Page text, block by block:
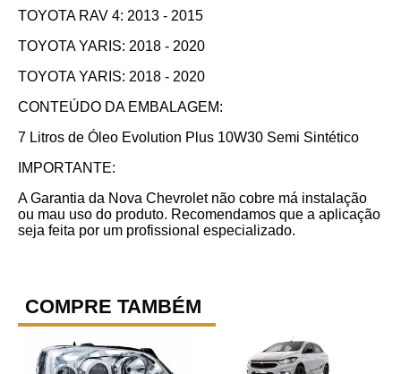
TOYOTA RAV 4: 2013 - 2015
TOYOTA YARIS: 2018 - 2020
TOYOTA YARIS: 2018 - 2020
CONTEÚDO DA EMBALAGEM:
7 Litros de Óleo Evolution Plus 10W30 Semi Sintético
IMPORTANTE:
A Garantia da Nova Chevrolet não cobre má instalação
ou mau uso do produto. Recomendamos que a aplicação
seja feita por um profissional especializado.
COMPRE TAMBÉM